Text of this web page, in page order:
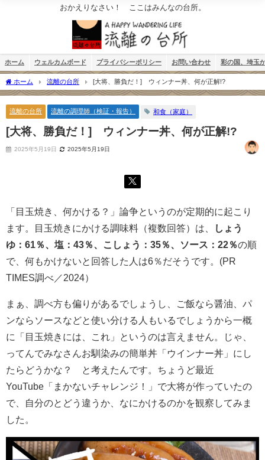
おかえりなさい！ ここはみんなの台所。
ホーム ウェルカムボード プライバシーポリシー お問い合わせ 彩の国、埼玉
ホーム 流離の台所 [大将、勝負だ！] ウィンナー丼、何が正解!?
流離の台所 流離の調理師（検証・報告） 和食（家庭）
[大将、勝負だ！] ウィンナー丼、何が正解!?
2025年5月19日 2025年5月19日
「目玉焼き、何かける？」論争というのが定期的に起こり
ます。目玉焼きにかける調味料（複数回答）は、
しょう
ゆ：61％、塩：43％、こしょう：35％、ソース：22％の順
で、何もかけないと回答した人は6％だそうです。(PR
TIMES調べ／2024）
まぁ、調べ方も偏りがあるでしょうし、ご飯なら醤油、パ
ンならソースなどと使い分ける人もいるでしょうから一概
に「目玉焼きには、これ」というのは言えません。じゃ、
ってんでみなさんお馴染みの簡単丼「ウインナー丼」にし
たらどうかな？ と考えたんです。ちょうど最近
YouTube「まかないチャレンジ！」で大将が作っていたの
で、自分のとどう違うか、なにかけるのかを観察してみま
した。